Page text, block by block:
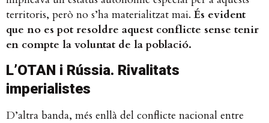
territoris, però no s’ha materialitzat mai.És evident
que no es pot resoldre aquest conflicte sense tenir
en compte la voluntat de la població.
L’OTAN i Rússia. Rivalitats
imperialistes
D’altra banda, més enllà del conflicte nacional entre